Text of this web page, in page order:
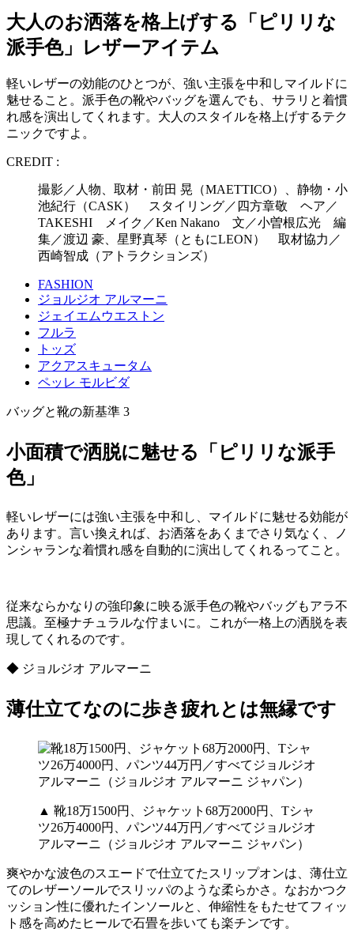
大人のお洒落を格上げする「ピリリな
派手色」レザーアイテム
軽いレザーの効能のひとつが、強い主張を中和しマイルドに
魅せること。派手色の靴やバッグを選んでも、サラリと着慣
れ感を演出してくれます。大人のスタイルを格上げするテク
ニックですよ。
CREDIT :
撮影／人物、取材・前田 晃（MAETTICO）、静物・小
池紀行（CASK） スタイリング／四方章敬 ヘア／
TAKESHI メイク／Ken Nakano 文／小曽根広光 編
集／渡辺 豪、星野真琴（ともにLEON） 取材協力／
西崎智成（アトラクションズ）
FASHION
ジョルジオ アルマーニ
ジェイエムウエストン
フルラ
トッズ
アクアスキュータム
ペッレ モルビダ
バッグと靴の新基準 3
小面積で洒脱に魅せる「ピリリな派手
色」
軽いレザーには強い主張を中和し、マイルドに魅せる効能が
あります。言い換えれば、お洒落をあくまでさり気なく、ノ
ンシャランな着慣れ感を自動的に演出してくれるってこと。
従来ならかなりの強印象に映る派手色の靴やバッグもアラ不
思議。至極ナチュラルな佇まいに。これが一格上の洒脱を表
現してくれるのです。
◆ ジョルジオ アルマーニ
薄仕立てなのに歩き疲れとは無縁です
▲ 靴18万1500円、ジャケット68万2000円、Tシャ
ツ26万4000円、パンツ44万円／すべてジョルジオ
アルマーニ（ジョルジオ アルマーニ ジャパン）
爽やかな波色のスエードで仕立てたスリップオンは、薄仕立
てのレザーソールでスリッパのような柔らかさ。なおかつク
ッション性に優れたインソールと、伸縮性をもたせてフィッ
ト感を高めたヒールで石畳を歩いても楽チンです。